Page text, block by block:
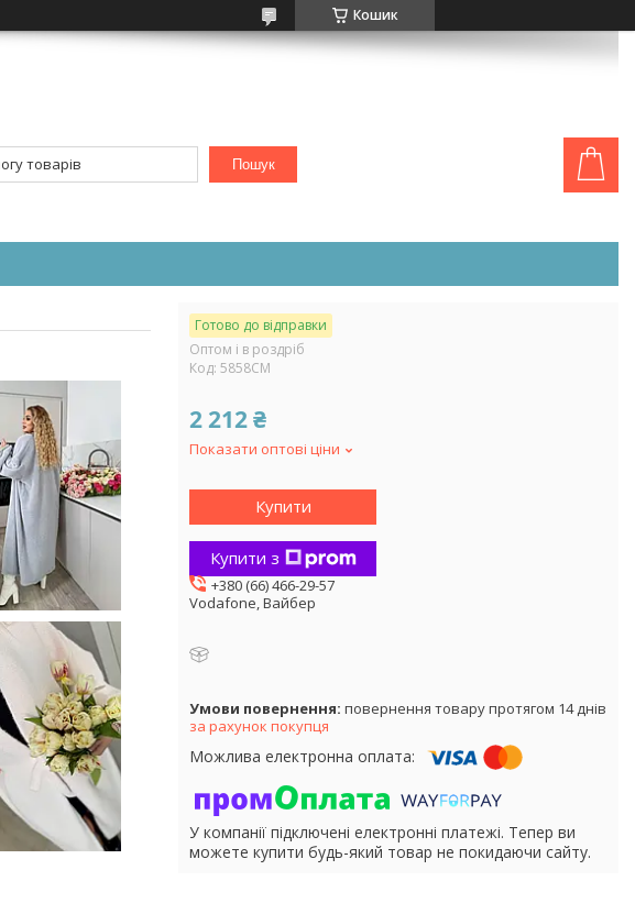
Кошик
Пошук
Готово до відправки
Оптом і в роздріб
Код: 5858СМ
2 212 ₴
Показати оптові ціни
Купити
Купити з
+380 (66) 466-29-57
Vodafone, Вайбер
повернення товару протягом 14 днів
за рахунок покупця
У компанії підключені електронні платежі. Тепер ви
можете купити будь-який товар не покидаючи сайту.